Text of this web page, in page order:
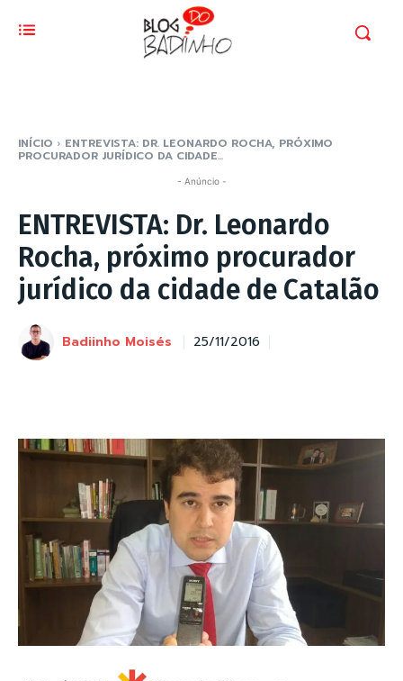
INÍCIO ENTREVISTA: DR. LEONARDO ROCHA, PRÓXIMO
PROCURADOR JURÍDICO DA CIDADE...
- Anúncio -
ENTREVISTA: Dr. Leonardo
Rocha, próximo procurador
jurídico da cidade de Catalão
Badiinho Moisés 25/11/2016